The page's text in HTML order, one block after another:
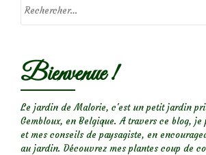
Bienvenue !
Le jardin de Malorie, c'est un petit jardin
Gembloux, en Belgique. A travers ce blog, je
et mes conseils de paysagiste, en
au jardin. Découvrez mes plantes coup de